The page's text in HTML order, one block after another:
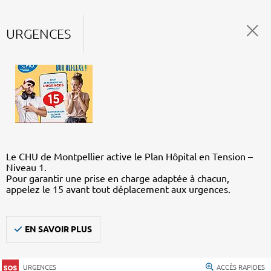
URGENCES
Le CHU de Montpellier active le Plan Hôpital en Tension –
Niveau 1.
Pour garantir une prise en charge adaptée à chacun,
appelez le 15 avant tout déplacement aux urgences.
EN SAVOIR PLUS
URGENCES ACCÈS RAPIDES